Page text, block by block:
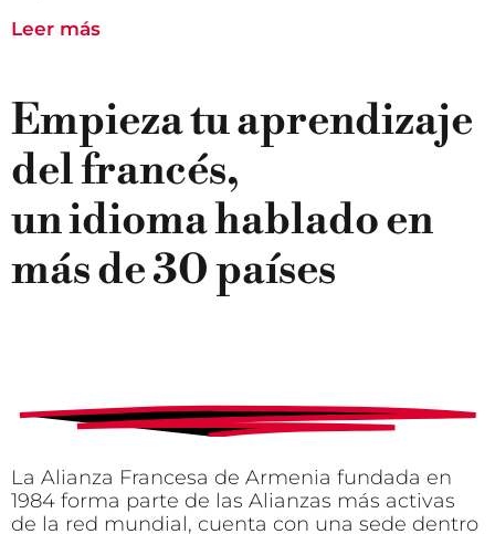
Leer más
Empieza tu aprendizaje
del francés,
un idioma hablado en
más de30 países
La Alianza Francesa de Armenia fundada en
1984 forma parte de las Alianzas más activas
de la red mundial, cuenta con una sede dentro